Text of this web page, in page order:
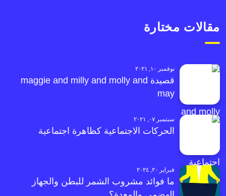
مقالات مختارة
نوفمبر ١٠, ٢٠٢١
قصيدة maggie and milly and molly and
may
سبتمبر ٠٧, ٢٠٢١
الحركات الاجتماعية كظاهرة اجتماعية
فبراير ٢٠, ٢٠٢٤
ما فوائد مشروب الشمر للبطن والجهاز